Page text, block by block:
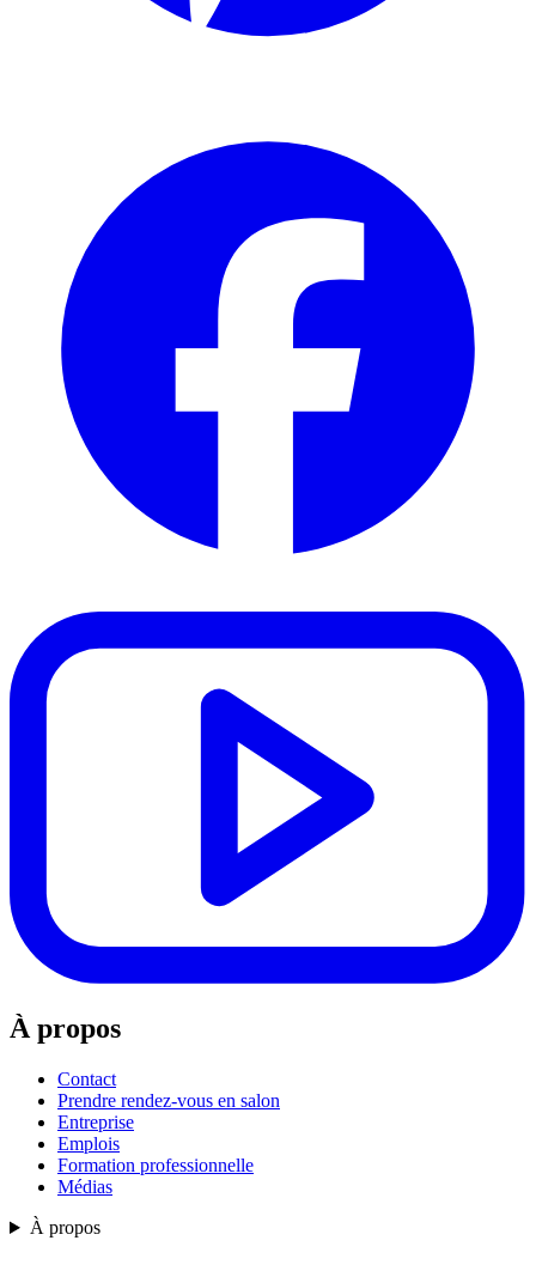
À propos
Contact
Prendre rendez-vous en salon
Entreprise
Emplois
Formation professionnelle
Médias
À propos